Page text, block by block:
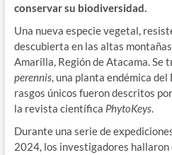
conservar su biodiversidad.
Una nueva especie vegetal,
descubierta en las altas
Amarilla, Región de Atacama. Se
perennis, una planta endémica
rasgos únicos fueron descritos
la revista científica PhytoKeys.
Durante una serie de
2024, los investigadores hallaron